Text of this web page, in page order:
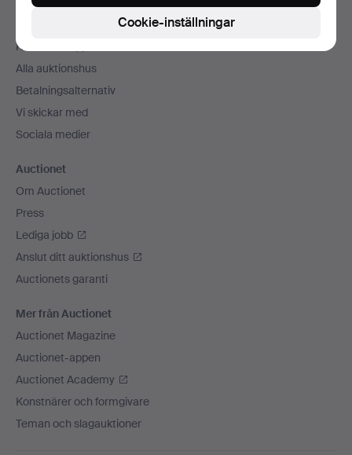
Sidfotsnavigation
Kontakta support
Alla auktionshus
Betalningsalternativ
Vi skickar med
Sociala medier
Auctionet
Om Auctionet
Press
Lediga jobb
Anslut ditt auktionshus
Auctionets garanti
Mer från Auctionet
Auctionet Magazine
Auctionet-appen
Auctionet Academy
Konstnärer och formgivare
Teman och slagauktioner
Cookie-inställningar